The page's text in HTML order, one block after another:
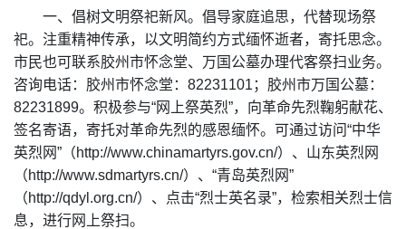
一、倡树文明祭祀新风。倡导家庭追思，代替现场祭
祀。注重精神传承，以文明简约方式缅怀逝者，寄托思念。
市民也可联系胶州市怀念堂、万国公墓办理代客祭扫业务。
咨询电话：胶州市怀念堂：82231101；胶州市万国公墓：
82231899。积极参与“网上祭英烈”，向革命先烈鞠躬献花、
签名寄语，寄托对革命先烈的感恩缅怀。可通过访问“中华
英烈网”（http://www.chinamartyrs.gov.cn/）、山东英烈网
（http://www.sdmartyrs.cn/）、“青岛英烈网”
（http://qdyl.org.cn/）、点击“烈士英名录”，检索相关烈士信
息，进行网上祭扫。